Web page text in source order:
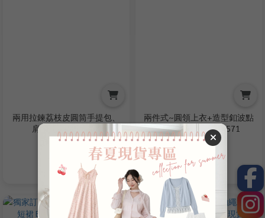
兩用拉鍊荔枝皮圓筒手提包、
肩背包 TK8551382
NT$550
兩件式~圓領上衣+造型釦波點
細肩背心 JJ8960A-571
NT$399
NT$680